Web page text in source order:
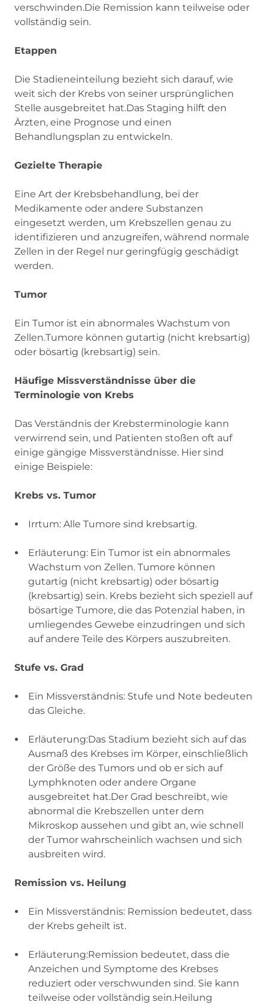
verschwinden.Die Remission kann teilweise oder
vollständig sein.
Etappen
Die Stadieneinteilung bezieht sich darauf, wie
weit sich der Krebs von seiner ursprünglichen
Stelle ausgebreitet hat.Das Staging hilft den
Ärzten, eine Prognose und einen
Behandlungsplan zu entwickeln.
Gezielte Therapie
Eine Art der Krebsbehandlung, bei der
Medikamente oder andere Substanzen
eingesetzt werden, um Krebszellen genau zu
identifizieren und anzugreifen, während normale
Zellen in der Regel nur geringfügig geschädigt
werden.
Tumor
Ein Tumor ist ein abnormales Wachstum von
Zellen.Tumore können gutartig (nicht krebsartig)
oder bösartig (krebsartig) sein.
Häufige Missverständnisse über die
Terminologie von Krebs
Das Verständnis der Krebsterminologie kann
verwirrend sein, und Patienten stoßen oft auf
einige gängige Missverständnisse. Hier sind
einige Beispiele:
Krebs vs. Tumor
Irrtum: Alle Tumore sind krebsartig.
Erläuterung: Ein Tumor ist ein abnormales
Wachstum von Zellen. Tumore können
gutartig (nicht krebsartig) oder bösartig
(krebsartig) sein. Krebs bezieht sich speziell auf
bösartige Tumore, die das Potenzial haben, in
umliegendes Gewebe einzudringen und sich
auf andere Teile des Körpers auszubreiten.
Stufe vs. Grad
Ein Missverständnis: Stufe und Note bedeuten
das Gleiche.
Erläuterung:Das Stadium bezieht sich auf das
Ausmaß des Krebses im Körper, einschließlich
der Größe des Tumors und ob er sich auf
Lymphknoten oder andere Organe
ausgebreitet hat.Der Grad beschreibt, wie
abnormal die Krebszellen unter dem
Mikroskop aussehen und gibt an, wie schnell
der Tumor wahrscheinlich wachsen und sich
ausbreiten wird.
Remission vs. Heilung
Ein Missverständnis: Remission bedeutet, dass
der Krebs geheilt ist.
Erläuterung:Remission bedeutet, dass die
Anzeichen und Symptome des Krebses
reduziert oder verschwunden sind. Sie kann
teilweise oder vollständig sein.Heilung